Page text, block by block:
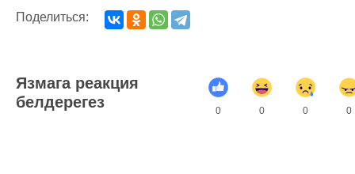
Поделиться:
Язмага реакция
белдерегез
0 0 0 0